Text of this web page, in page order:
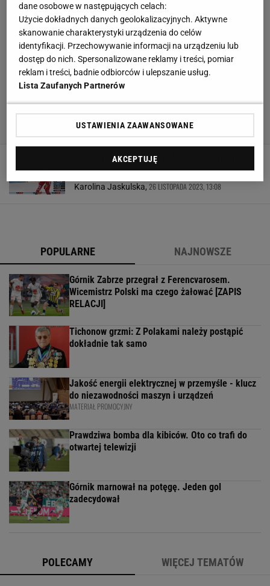
Przełomowy dzień dla polskiego biathlonu!
Znakomity występ. Brawo!
Karolina Jaskulska, 26 LISTOPADA 2023, 13:08
POPULARNE NAJNOWSZE
Górnik Zabrze przegrał z Ferencvarosem.
Wicemistrz Polski ma czego żałować [ZAPIS
RELACJI]
Tichonow grzmi: Z Polakami należy postąpić
dokładnie tak samo
Jakość energii elektrycznej w przemyśle - klucz
do niezawodności maszyn i urządzeń
MATERIAŁ PROMOCYJNY
Prawdziwa bomba dla kibiców. Oto co trafi do
otwartej telewizji
Górnik marnował na potęgę. Jeden gol
zadecydował
POLECAMY WIĘCEJ TEMATÓW
dane osobowe w następujących celach:
Użycie dokładnych danych geolokalizacyjnych. Aktywne
skanowanie charakterystyki urządzenia do celów
identyfikacji. Przechowywanie informacji na urządzeniu lub
dostęp do nich. Spersonalizowane reklamy i treści, pomiar
reklam i treści, badnie odbiorców i ulepszanie usług.
Lista Zaufanych Partnerów
USTAWIENIA ZAAWANSOWANE
AKCEPTUJĘ